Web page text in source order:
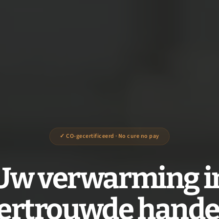
✓ CO-gecertificeerd · No cure no pay
verwarming